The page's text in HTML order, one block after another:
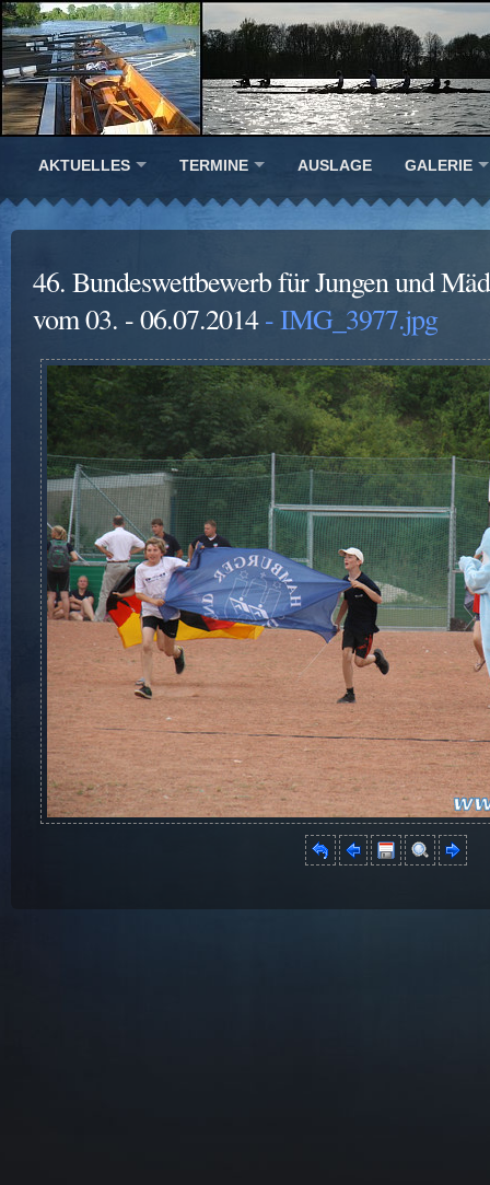
AKTUELLES TERMINE AUSLAGE GALERIE
46. Bundeswettbewerb für Jungen und
vom 03. - 06.07.2014- IMG_3977.jpg